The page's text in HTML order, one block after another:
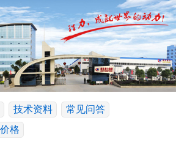
技术资料
常见问答
格